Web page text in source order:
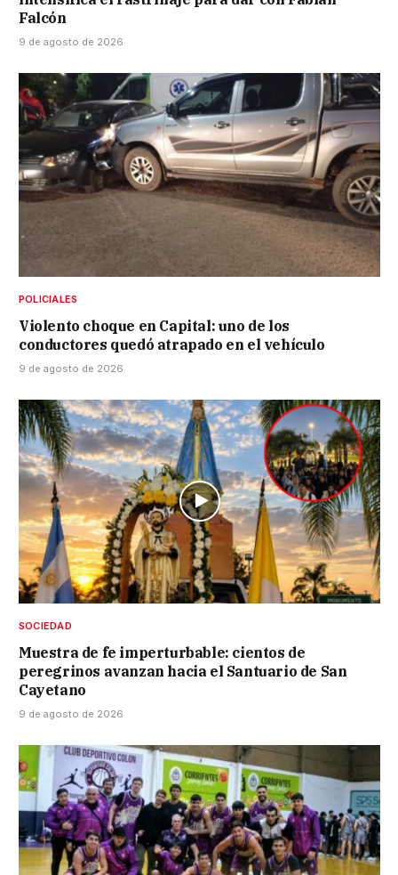
Falcón
9 de agosto de 2026
POLICIALES
Violento choque en Capital: uno de los
conductores quedó atrapado en el vehículo
9 de agosto de 2026
SOCIEDAD
Muestra de fe imperturbable: cientos de
peregrinos avanzan hacia el Santuario de San
Cayetano
9 de agosto de 2026